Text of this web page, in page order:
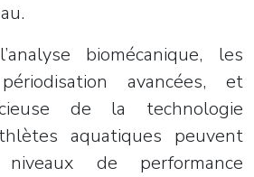
biomécanique, les
avancées, et
de la technologie
aquatiques peuvent
de performance